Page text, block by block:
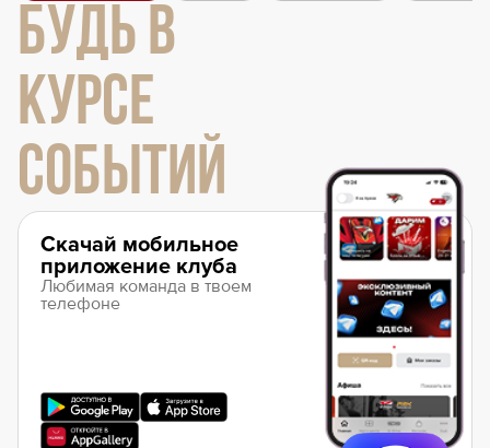
БУДЬ В
КУРСЕ
СОБЫТИЙ
Скачай мобильное
приложение клуба
Любимая команда в твоем
телефоне